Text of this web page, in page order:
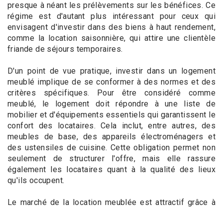
presque à néant les prélèvements sur les bénéfices. Ce
régime est d'autant plus intéressant pour ceux qui
envisagent d'investir dans des biens à haut rendement,
comme la location saisonnière, qui attire une clientèle
friande de séjours temporaires.
D'un point de vue pratique, investir dans un logement
meublé implique de se conformer à des normes et des
critères spécifiques. Pour être considéré comme
meublé, le logement doit répondre à une liste de
mobilier et d'équipements essentiels qui garantissent le
confort des locataires. Cela inclut, entre autres, des
meubles de base, des appareils électroménagers et
des ustensiles de cuisine. Cette obligation permet non
seulement de structurer l'offre, mais elle rassure
également les locataires quant à la qualité des lieux
qu'ils occupent.
Le marché de la location meublée est attractif grâce à